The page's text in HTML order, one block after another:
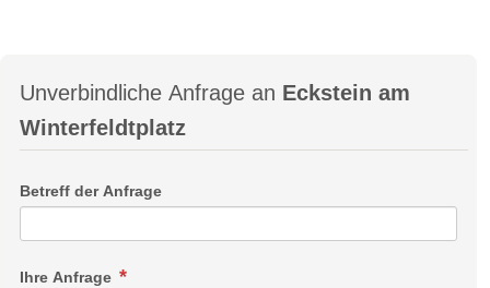
Unverbindliche Anfrage an Eckstein am
Winterfeldtplatz
Betreff der Anfrage
Ihre Anfrage